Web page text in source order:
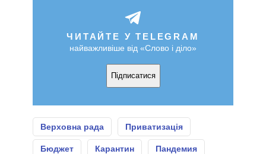
ЧИТАЙТЕ У TELEGRAM
найважливіше від «Слово і діло»
Підписатися
Верховна рада Приватизація
Бюджет Карантин Пандемия